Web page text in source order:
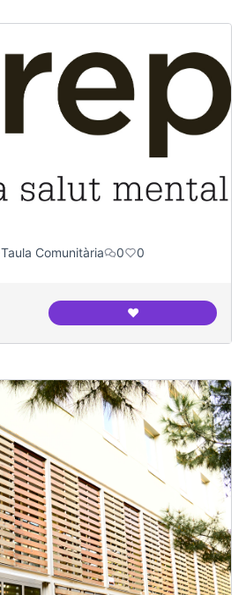
Taula Comunitària 0 0
❤️AREP